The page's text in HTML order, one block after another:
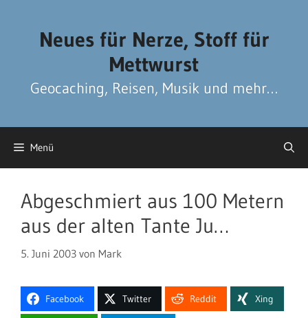
Neues für Nerze, Stoff für
Mettwurst
Geocaching, Reisen, Musik und mehr…
Menü
Abgeschmiert aus 100 Metern
aus der alten Tante Ju…
5. Juni 2003 von Mark
Facebook Twitter Reddit Xing